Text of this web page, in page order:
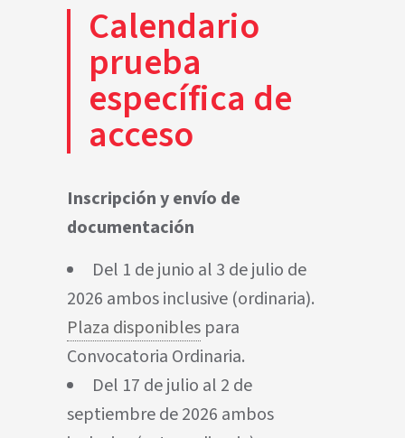
Calendario
prueba
específica de
acceso
Inscripción y envío de
documentación
Del 1 de junio al 3 de julio de
2026 ambos inclusive (ordinaria).
Plaza disponibles para
Convocatoria Ordinaria.
Del 17 de julio al 2 de
septiembre de 2026 ambos